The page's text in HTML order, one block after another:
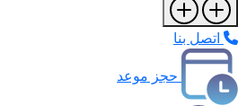
اتصل بنا
حجز موعد